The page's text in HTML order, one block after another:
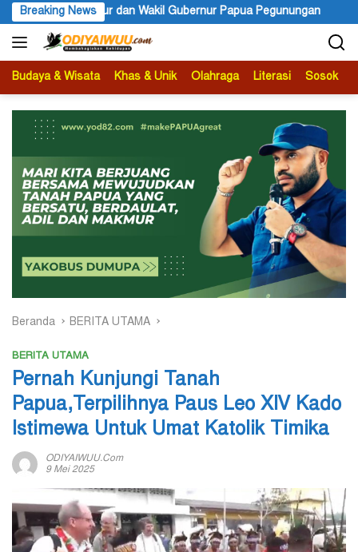
Langsung
ke
konten
Breaking News
dan Wakil Gubernur Papua Pegunungan PBB Mengakui
Budaya & Wisata Khas & Unik Olahraga Literasi Sosok
Beranda BERITA UTAMA
BERITA UTAMA
Pernah Kunjungi Tanah
Papua,Terpilihnya Paus Leo XIV Kado
Istimewa Untuk Umat Katolik Timika
ODIYAIWUU.com
9 Mei 2025